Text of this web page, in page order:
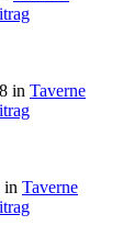
in Taverne
in Taverne